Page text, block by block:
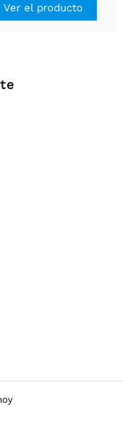
Ver el producto